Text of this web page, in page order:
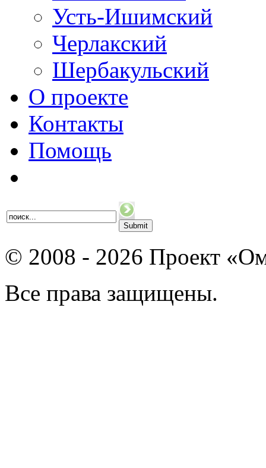
Усть-Ишимский
Черлакский
Шербакульский
О проекте
Контакты
Помощь
© 2008 - 2026 Проект
Все права защищены.